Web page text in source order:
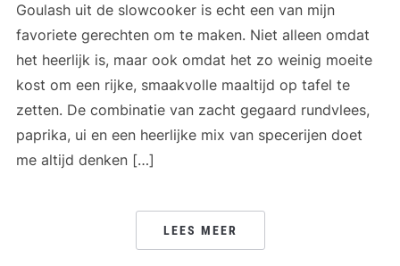
Goulash uit de slowcooker is echt een van mijn
favoriete gerechten om te maken. Niet alleen omdat
het heerlijk is, maar ook omdat het zo weinig moeite
kost om een rijke, smaakvolle maaltijd op tafel te
zetten. De combinatie van zacht gegaard rundvlees,
paprika, ui en een heerlijke mix van specerijen doet
me altijd denken […]
LEES MEER